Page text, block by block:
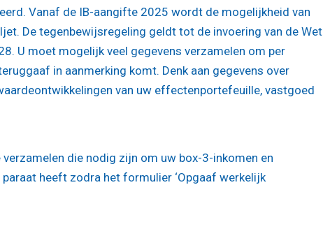
Vanaf de IB-aangifte 2025 wordt de mogelijkheid van
De tegenbewijsregeling geldt tot de invoering van de Wet
U moet mogelijk veel gegevens verzamelen om per
in aanmerking komt. Denk aan gegevens over
van uw effectenportefeuille, vastgoed
die nodig zijn om uw box-3-inkomen en
heeft zodra het formulier ‘Opgaaf werkelijk